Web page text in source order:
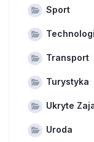
Sport
Transport
Turystyka
Ukryte
Uroda